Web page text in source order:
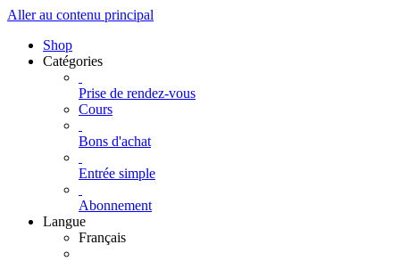
Aller au contenu principal
Shop
Catégories
Prise de rendez-vous
Cours
Bons d'achat
Entrée simple
Abonnement
Langue
Français